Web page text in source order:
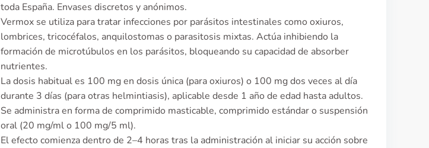
toda España. Envases discretos y anónimos.
Vermox se utiliza para tratar infecciones por parásitos intestinales como oxiuros,
lombrices, tricocéfalos, anquilostomas o parasitosis mixtas. Actúa inhibiendo la
formación de microtúbulos en los parásitos, bloqueando su capacidad de absorber
nutrientes.
La dosis habitual es 100 mg en dosis única (para oxiuros) o 100 mg dos veces al día
durante 3 días (para otras helmintiasis), aplicable desde 1 año de edad hasta adultos.
Se administra en forma de comprimido masticable, comprimido estándar o suspensión
oral (20 mg/ml o 100 mg/5 ml).
El efecto comienza dentro de 2–4 horas tras la administración al iniciar su acción sobre